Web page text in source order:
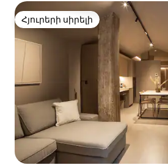
Հյուրերի սիրելի
Հյուրերի սիրելի